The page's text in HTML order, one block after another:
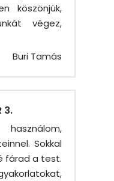
köszönjük,
végez,
Buri Tamás
3.
Sokkal
fárad a test.